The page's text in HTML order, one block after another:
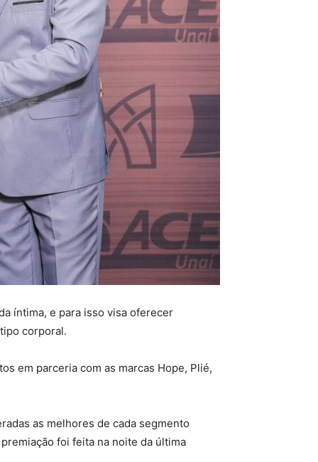
íntima, e para isso visa oferecer
corporal.
em parceria com as marcas Hope, Plié,
as melhores de cada segmento
foi feita na noite da última